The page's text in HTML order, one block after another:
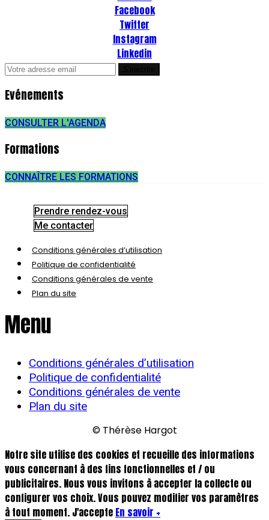
Facebook
Twitter
Instagram
Linkedin
Evénements
CONSULTER L'AGENDA
Formations
CONNAÎTRE LES FORMATIONS
Prendre rendez-vous
Me contacter
Conditions générales d’utilisation
Politique de confidentialité
Conditions générales de vente
Plan du site
Menu
Conditions générales d’utilisation
Politique de confidentialité
Conditions générales de vente
Plan du site
© Thérèse Hargot
Notre site utilise des cookies et recueille des informations
vous concernant à des fins fonctionnelles et / ou
publicitaires. Nous vous invitons à accepter la collecte ou
configurer vos choix. Vous pouvez modifier vos paramètres
à tout moment. J'accepte En savoir +